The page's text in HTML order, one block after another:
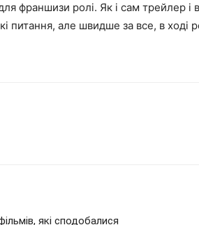
франшизи ролі. Як і сам трейлер і
питання, але швидше за все, в ході
які сподобалися